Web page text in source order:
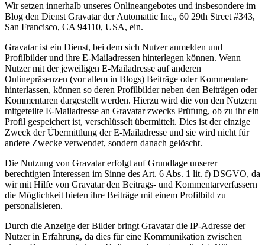
Wir setzen innerhalb unseres Onlineangebotes und insbesondere im
Blog den Dienst Gravatar der Automattic Inc., 60 29th Street #343,
San Francisco, CA 94110, USA, ein.
Gravatar ist ein Dienst, bei dem sich Nutzer anmelden und
Profilbilder und ihre E-Mailadressen hinterlegen können. Wenn
Nutzer mit der jeweiligen E-Mailadresse auf anderen
Onlinepräsenzen (vor allem in Blogs) Beiträge oder Kommentare
hinterlassen, können so deren Profilbilder neben den Beiträgen oder
Kommentaren dargestellt werden. Hierzu wird die von den Nutzern
mitgeteilte E-Mailadresse an Gravatar zwecks Prüfung, ob zu ihr ein
Profil gespeichert ist, verschlüsselt übermittelt. Dies ist der einzige
Zweck der Übermittlung der E-Mailadresse und sie wird nicht für
andere Zwecke verwendet, sondern danach gelöscht.
Die Nutzung von Gravatar erfolgt auf Grundlage unserer
berechtigten Interessen im Sinne des Art. 6 Abs. 1 lit. f) DSGVO, da
wir mit Hilfe von Gravatar den Beitrags- und Kommentarverfassern
die Möglichkeit bieten ihre Beiträge mit einem Profilbild zu
personalisieren.
Durch die Anzeige der Bilder bringt Gravatar die IP-Adresse der
Nutzer in Erfahrung, da dies für eine Kommunikation zwischen